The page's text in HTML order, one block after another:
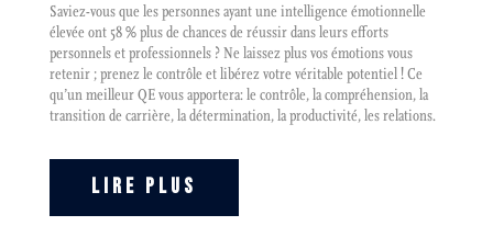
Saviez-vous que les personnes ayant une intelligence émotionnelle
élevée ont 58 % plus de chances de réussir dans leurs efforts
personnels et professionnels ? Ne laissez plus vos émotions vous
retenir ; prenez le contrôle et libérez votre véritable potentiel ! Ce
qu’un meilleur QE vous apportera: le contrôle, la compréhension, la
transition de carrière, la détermination, la productivité, les relations.
LIRE PLUS